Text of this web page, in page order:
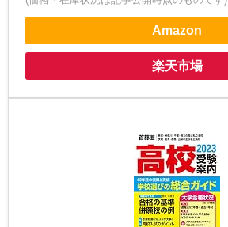
Amazon
楽天市場